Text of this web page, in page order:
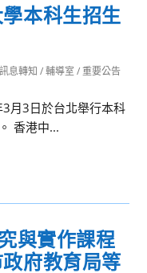
本科生招生
訊息轉知 / 輔導室 / 重要公告
月3日於台北舉行本科
香港中...
與實作課程
府教育局等